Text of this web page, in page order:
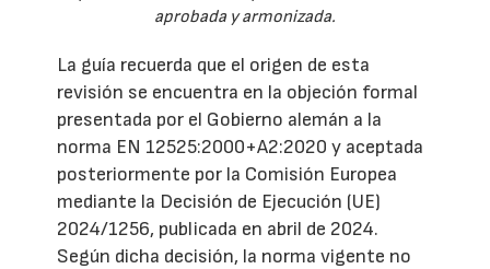
aprobada y armonizada.
La guía recuerda que el origen de esta
revisión se encuentra en la objeción formal
presentada por el Gobierno alemán a la
norma EN 12525:2000+A2:2020 y aceptada
posteriormente por la Comisión Europea
mediante la Decisión de Ejecución (UE)
2024/1256, publicada en abril de 2024.
Según dicha decisión, la norma vigente no